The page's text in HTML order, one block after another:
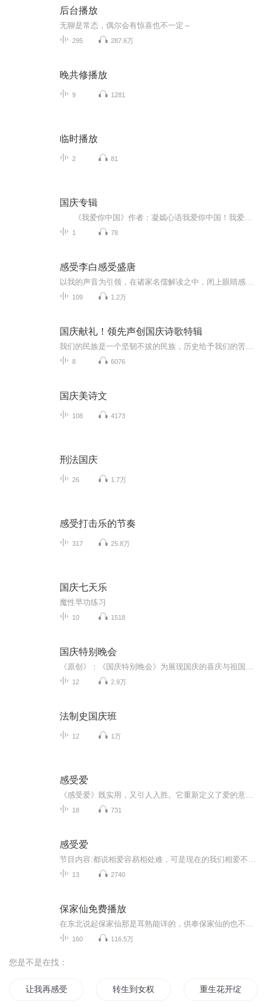
后台播放
无聊是常态，偶尔会有惊喜也不一定～
295 287.6万
晚共修播放
9 1281
临时播放
2 81
国庆专辑
1 78
感受李白感受盛唐
109 1.2万
国庆献礼！领先声创国庆诗歌特辑
8 6076
国庆美诗文
108 4173
刑法国庆
26 1.7万
感受打击乐的节奏
317 25.8万
国庆七天乐
魔性早功练习
10 1518
国庆特别晚会
12 2.9万
法制史国庆班
12 1万
感受爱
18 731
感受爱
13 2740
保家仙免费播放
160 116.5万
您是不是在找：
让我再感受一次父爱 转生到女权世界当皇子是什么感受
重生花开绽放的